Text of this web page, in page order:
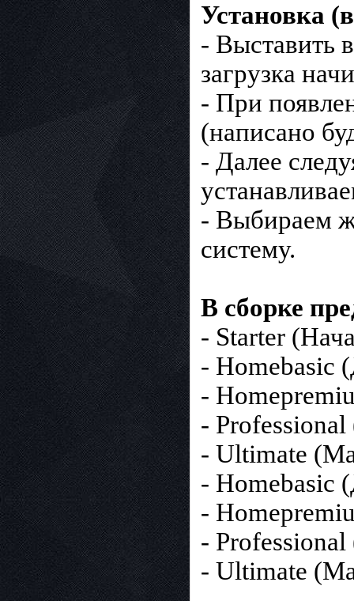
Установка
- Выставить
загрузка
- При
(написано
- Далее
- Выбираем
систему.
В сборке
- Starter
- Homebasic
-
-
- Ultimate
- Homebasic
-
-
- Ultimate